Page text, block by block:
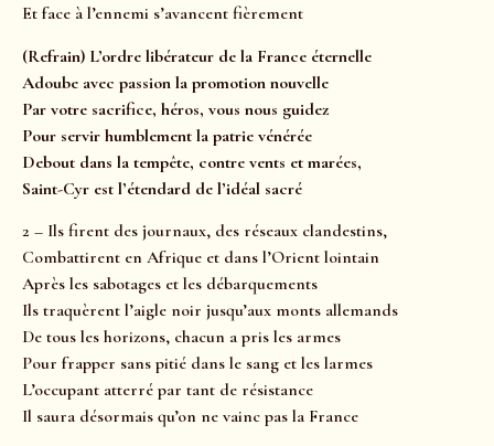
Et face à l’ennemi s’avancent fièrement
(Refrain) L’ordre libérateur de la France éternelle
Adoube avec passion la promotion nouvelle
Par votre sacrifice, héros, vous nous guidez
Pour servir humblement la patrie vénérée
Debout dans la tempête, contre vents et marées,
Saint-Cyr est l’étendard de l’idéal sacré
2 – Ils firent des journaux, des réseaux clandestins,
Combattirent en Afrique et dans l’Orient lointain
Après les sabotages et les débarquements
Ils traquèrent l’aigle noir jusqu’aux monts allemands
De tous les horizons, chacun a pris les armes
Pour frapper sans pitié dans le sang et les larmes
L’occupant atterré par tant de résistance
Il saura désormais qu’on ne vainc pas la France